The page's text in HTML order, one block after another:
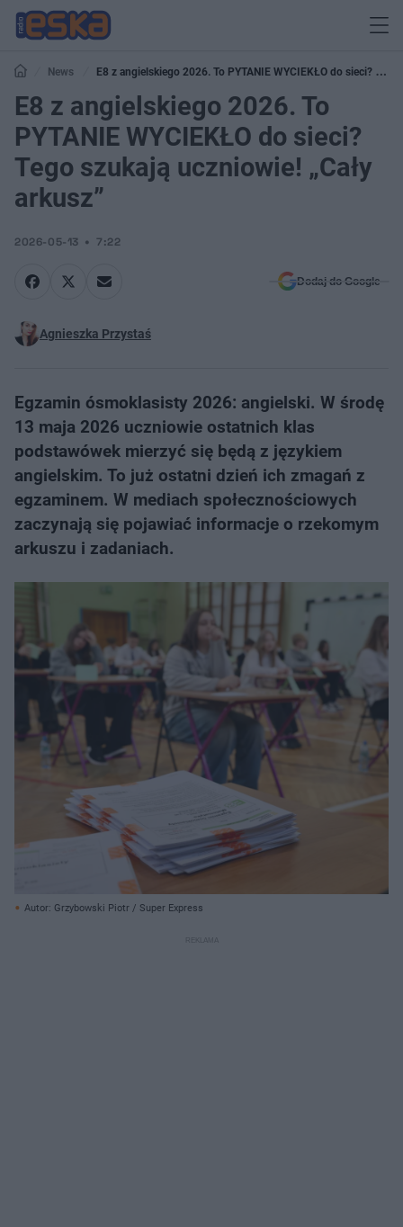
News
E8 z angielskiego 2026. To PYTANIE WYCIEKŁO do sieci? Tego
szukają uczniowie! „Cały arkusz”
E8 z angielskiego 2026. To
PYTANIE WYCIEKŁO do sieci?
Tego szukają uczniowie! „Cały
arkusz”
2026-05-13 7:22
Dodaj do Google
Agnieszka Przystaś
Egzamin ósmoklasisty 2026: angielski. W środę
13 maja 2026 uczniowie ostatnich klas
podstawówek mierzyć się będą z językiem
angielskim. To już ostatni dzień ich zmagań z
egzaminem. W mediach społecznościowych
zaczynają się pojawiać informacje o rzekomym
arkuszu i zadaniach.
Autor: Grzybowski Piotr / Super Express